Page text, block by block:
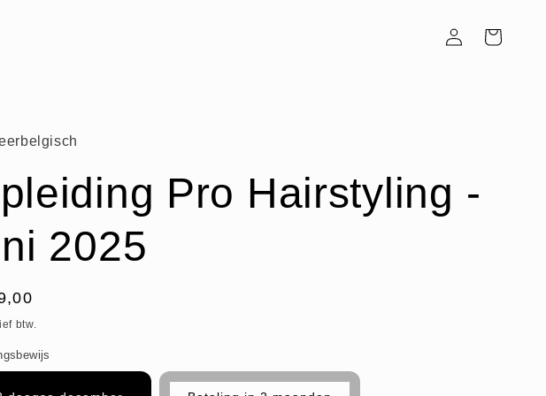
InloggenWinkelwagen
Pro Hairstyling -
2025
btw.